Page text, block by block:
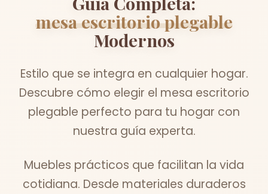
mesa escritorio plegable
Modernos
Estilo que se integra en cualquier hogar.
Descubre cómo elegir el mesa escritorio
plegable perfecto para tu hogar con
nuestra guía experta.
Muebles prácticos que facilitan la vida
cotidiana. Desde materiales duraderos